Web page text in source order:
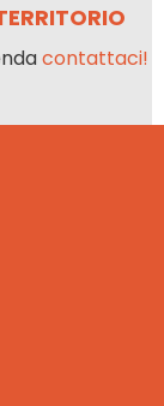
contattaci!